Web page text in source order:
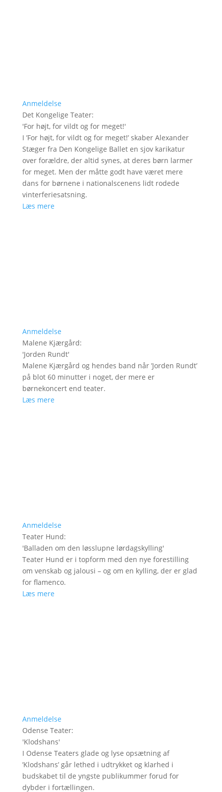
Anmeldelse
Det Kongelige Teater:
'For højt, for vildt og for meget!'
I ’For højt, for vildt og for meget!’ skaber Alexander
Stæger fra Den Kongelige Ballet en sjov karikatur
over forældre, der altid synes, at deres børn larmer
for meget. Men der måtte godt have været mere
dans for børnene i nationalscenens lidt rodede
vinterferiesatsning.
Læs mere
Anmeldelse
Malene Kjærgård:
'Jorden Rundt'
Malene Kjærgård og hendes band når ’Jorden Rundt’
på blot 60 minutter i noget, der mere er
børnekoncert end teater.
Læs mere
Anmeldelse
Teater Hund:
'Balladen om den løsslupne lørdagskylling'
Teater Hund er i topform med den nye forestilling
om venskab og jalousi – og om en kylling, der er glad
for flamenco.
Læs mere
Anmeldelse
Odense Teater:
'Klodshans'
I Odense Teaters glade og lyse opsætning af
’Klodshans’ går lethed i udtrykket og klarhed i
budskabet til de yngste publikummer forud for
dybder i fortællingen.